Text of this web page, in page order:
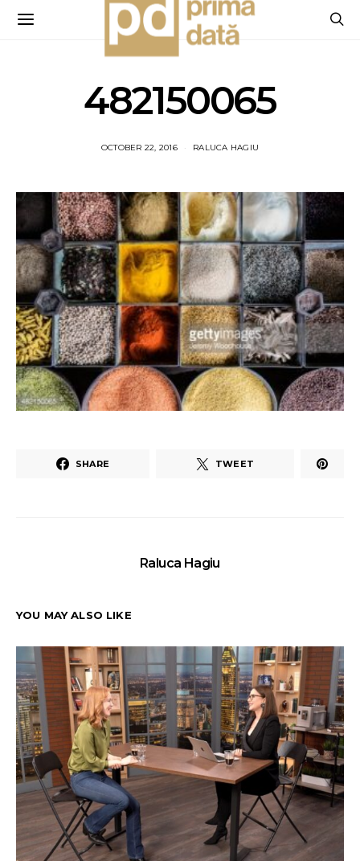
482150065
OCTOBER 22, 2016 RALUCA HAGIU
SHARE TWEET
Raluca Hagiu
YOU MAY ALSO LIKE